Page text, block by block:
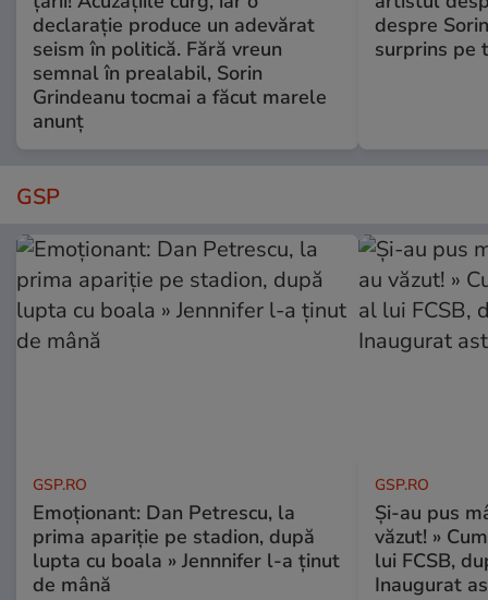
declarație produce un adevărat
seism în politică. Fără vreun
semnal în prealabil, Sorin
Grindeanu tocmai a făcut marele
anunț
despre
surprins pe
GSP
GSP.RO
Emoționant: Dan Petrescu, la
prima apariție pe stadion, după
lupta cu boala » Jennnifer l-a ținut
de mână
GSP.RO
Și-au pus
văzut! »
lui FCSB,
Inaugurat